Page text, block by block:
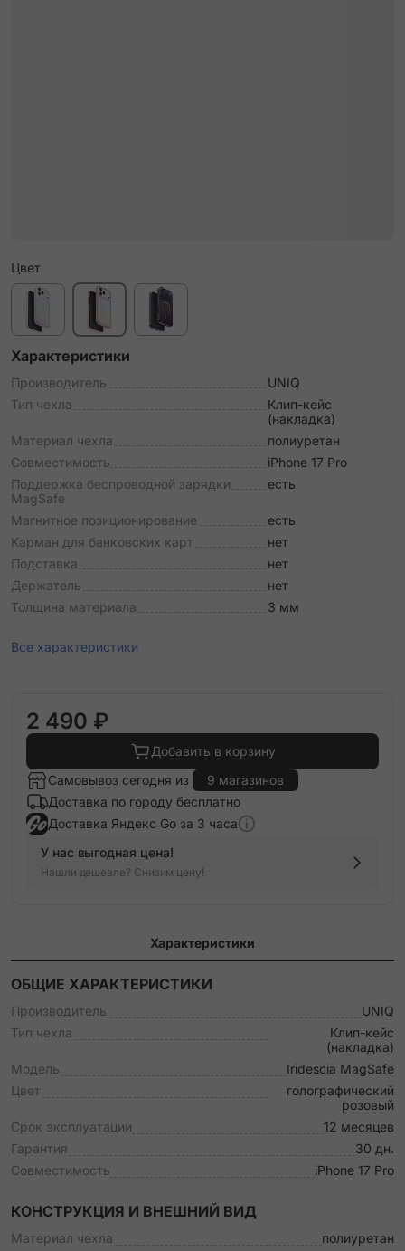
Цвет
Характеристики
Производитель
UNIQ
Тип чехла
Клип-кейс
(накладка)
Материал чехла
полиуретан
Совместимость
iPhone 17 Pro
Поддержка беспроводной зарядки
MagSafe
есть
Магнитное позиционирование
есть
Карман для банковских карт
нет
Подставка
нет
Держатель
нет
Толщина материала
3 мм
Все характеристики
2 490 ₽
Добавить в корзину
Самовывоз сегодня из
9 магазинов
Доставка по городу бесплатно
Доставка Яндекс Go за 3 часа
У нас выгодная цена!
Нашли дешевле? Снизим цену!
Характеристики
ОБЩИЕ ХАРАКТЕРИСТИКИ
Производитель
UNIQ
Тип чехла
Клип-кейс
(накладка)
Модель
Iridescia MagSafe
Цвет
голографический
розовый
Срок эксплуатации
12 месяцев
Гарантия
30 дн.
Совместимость
iPhone 17 Pro
КОНСТРУКЦИЯ И ВНЕШНИЙ ВИД
Материал чехла
полиуретан